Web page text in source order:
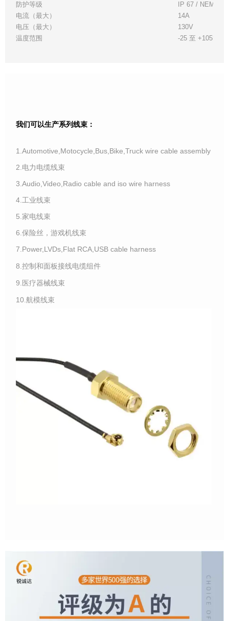
防护等级
IP 67 / NEMA 6P
电流（最大）
14A
电压（最大）
130V
温度范围
-25 至 +105°C
我们可以生产系列线束：
1.Automotive,Motocycle,Bus,Bike,Truck wire cable assembly
2.电力电缆线束
3.Audio,Video,Radio cable and iso wire harness
4.工业线束
5.家电线束
6.保险丝，游戏机线束
7.Power,LVDs,Flat RCA,USB cable harness
8.控制和面板接线电缆组件
9.医疗器械线束
10.航模线束